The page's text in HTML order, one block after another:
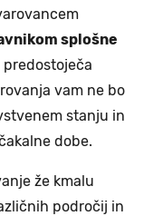
splošne
predostoječa
vam ne bo
stanju in
dobe.
že kmalu
področij in